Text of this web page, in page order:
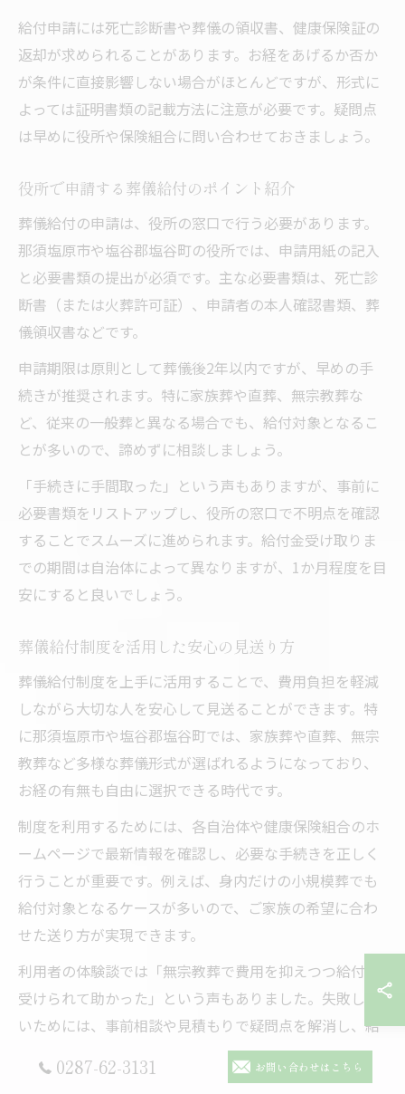
給付申請には死亡診断書や葬儀の領収書、健康保険証の
返却が求められることがあります。お経をあげるか否か
が条件に直接影響しない場合がほとんどですが、形式に
よっては証明書類の記載方法に注意が必要です。疑問点
は早めに役所や保険組合に問い合わせておきましょう。
役所で申請する葬儀給付のポイント紹介
葬儀給付の申請は、役所の窓口で行う必要があります。
那須塩原市や塩谷郡塩谷町の役所では、申請用紙の記入
と必要書類の提出が必須です。主な必要書類は、死亡診
断書（または火葬許可証）、申請者の本人確認書類、葬
儀領収書などです。
申請期限は原則として葬儀後2年以内ですが、早めの手
続きが推奨されます。特に家族葬や直葬、無宗教葬な
ど、従来の一般葬と異なる場合でも、給付対象となるこ
とが多いので、諦めずに相談しましょう。
「手続きに手間取った」という声もありますが、事前に
必要書類をリストアップし、役所の窓口で不明点を確認
することでスムーズに進められます。給付金受け取りま
での期間は自治体によって異なりますが、1か月程度を目
安にすると良いでしょう。
葬儀給付制度を活用した安心の見送り方
葬儀給付制度を上手に活用することで、費用負担を軽減
しながら大切な人を安心して見送ることができます。特
に那須塩原市や塩谷郡塩谷町では、家族葬や直葬、無宗
教葬など多様な葬儀形式が選ばれるようになっており、
お経の有無も自由に選択できる時代です。
制度を利用するためには、各自治体や健康保険組合のホ
ームページで最新情報を確認し、必要な手続きを正しく
行うことが重要です。例えば、身内だけの小規模葬でも
給付対象となるケースが多いので、ご家族の希望に合わ
せた送り方が実現できます。
利用者の体験談では「無宗教葬で費用を抑えつつ給付を
受けられて助かった」という声もありました。失敗しな
いためには、事前相談や見積もりで疑問点を解消し、給
付制度の活用方法をしっかり把握しましょう。
0287-62-3131 お問い合わせはこちら